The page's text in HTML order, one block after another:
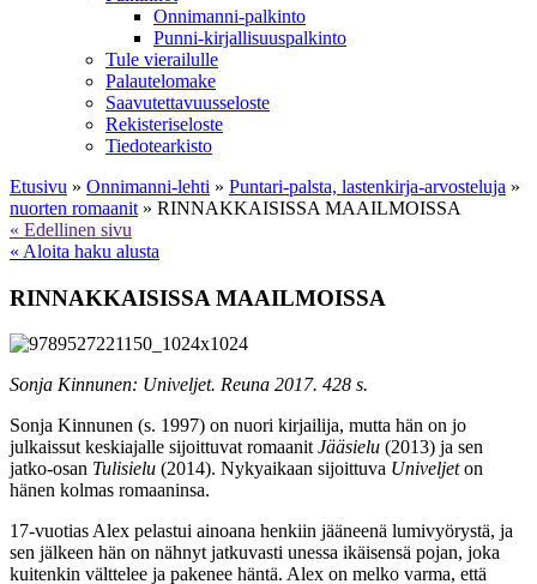
Onnimanni-palkinto
Punni-kirjallisuuspalkinto
Tule vierailulle
Palautelomake
Saavutettavuusseloste
Rekisteriseloste
Tiedotearkisto
Etusivu » Onnimanni-lehti » Puntari-palsta, lastenkirja-arvosteluja »
nuorten romaanit » RINNAKKAISISSA MAAILMOISSA
« Edellinen sivu
« Aloita haku alusta
RINNAKKAISISSA MAAILMOISSA
Sonja Kinnunen: Univeljet. Reuna 2017. 428 s.
Sonja Kinnunen (s. 1997) on nuori kirjailija, mutta hän on jo
julkaissut keskiajalle sijoittuvat romaanitJääsielu (2013) ja sen
jatko-osan Tulisielu (2014). Nykyaikaan sijoittuva Univeljeton
hänen kolmas romaaninsa.
17-vuotias Alex pelastui ainoana henkiin jääneenä lumivyörystä, ja
sen jälkeen hän on nähnyt jatkuvasti unessa ikäisensä pojan, joka
kuitenkin välttelee ja pakenee häntä. Alex on melko varma, että